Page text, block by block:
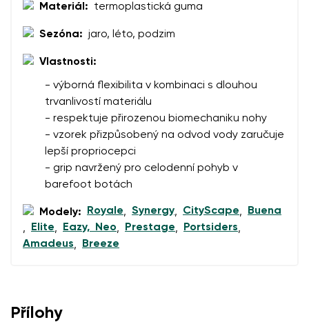
Materiál: termoplastická guma
Sezóna: jaro, léto, podzim
Vlastnosti:
- výborná flexibilita v kombinaci s dlouhou
trvanlivostí materiálu
- respektuje přirozenou biomechaniku nohy
- vzorek přizpůsobený na odvod vody zaručuje
lepší propriocepci
- grip navržený pro celodenní pohyb v
barefoot botách
Modely: Royale, Synergy, CityScape,
Buena
,
Elite, Eazy, Neo, Prestage, Portsiders,
Amadeus, Breeze
Přílohy
Souhlasím se zpracováním zadaných osobních údajů
ve smyslutěchto podmínek a jejich zveřejněním.
Souhlasím se zpracováním zadaných osobních údajů
ve smyslutěchto podmínek
Přidat hodnocení